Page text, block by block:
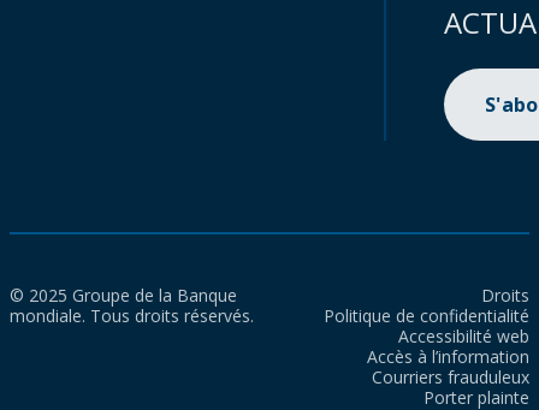
© 2025 Groupe de la Banque
mondiale. Tous droits réservés.
Droits
Politique de confidentialité
Accessibilité web
Accès à l’information
Courriers frauduleux
Porter plainte